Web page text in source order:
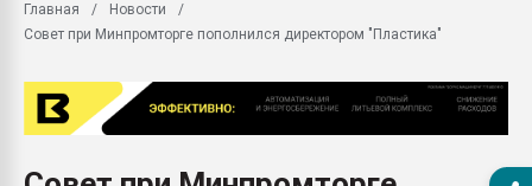
Подмосковье, Москва
28.07.2026
пластмасс
Главная
Новости
Совет при Минпромторге пополнился директором "Пластика"